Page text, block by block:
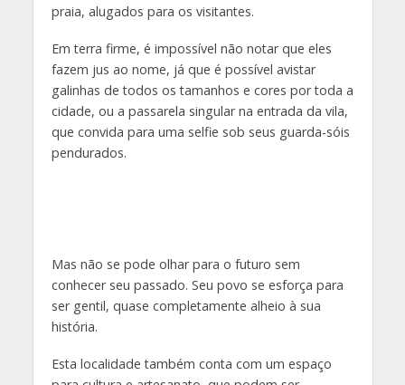
praia, alugados para os visitantes.
Em terra firme, é impossível não notar que eles
fazem jus ao nome, já que é possível avistar
galinhas de todos os tamanhos e cores por toda a
cidade, ou a passarela singular na entrada da vila,
que convida para uma selfie sob seus guarda-sóis
pendurados.
Mas não se pode olhar para o futuro sem
conhecer seu passado. Seu povo se esforça para
ser gentil, quase completamente alheio à sua
história.
Esta localidade também conta com um espaço